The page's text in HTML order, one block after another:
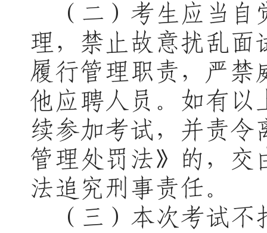
（ 二 ）考生应当
理，禁止故意扰乱面
履行管理职责，严禁
他应聘人员。如有以
续参加考试，并责令
管理处罚法》的，交
法追究刑事责任。
（ 三 ）本次考试